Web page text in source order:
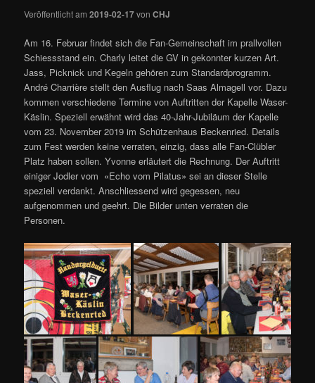
Veröffentlicht am2019-02-17vonCHJ
Am 16. Februar findet sich die Fan-Gemeinschaft im prallvollen
Schiessstand ein. Charly leitet die GV in gekonnter kurzen Art.
Jass, Picknick und Kegeln gehören zum Standardprogramm.
André Charrière stellt den Ausflug nach Saas Almagell vor. Dazu
kommen verschiedene Termine von Auftritten der Kapelle Waser-
Käslin. Speziell erwähnt wird das 40-Jahr-Jubiläum der Kapelle
vom 23. November 2019 im Schützenhaus Beckenried. Details
zum Fest werden keine verraten, einzig, dass alle Fan-Clübler
Platz haben sollen. Yvonne erläutert die Rechnung. Der Auftritt
einiger Jodler vom «Echo vom Pilatus» sei an dieser Stelle
speziell verdankt. Anschliessend wird gegessen, neu
aufgenommen und geehrt. Die Bilder unten verraten die
Personen.